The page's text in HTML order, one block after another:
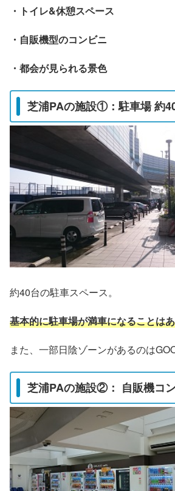
・トイレ&休憩スペース
・自販機型のコンビニ
・都会が見られる景色
芝浦PAの施設①：駐車場 約
約40台の駐車スペース。
基本的に駐車場が満車になることは
また、一部日陰ゾーンがあるのは
芝浦PAの施設②： 自販機コ